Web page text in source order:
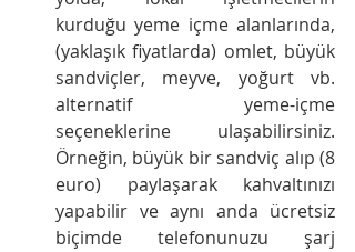
kurduğu yeme içme alanlarında,
(yaklaşık fiyatlarda) omlet, büyük
sandviçler, meyve, yoğurt vb.
alternatif yeme-içme
seçeneklerine ulaşabilirsiniz.
Örneğin, büyük bir sandviç alıp (8
euro) paylaşarak kahvaltınızı
yapabilir ve aynı anda ücretsiz
biçimde telefonunuzu şarj